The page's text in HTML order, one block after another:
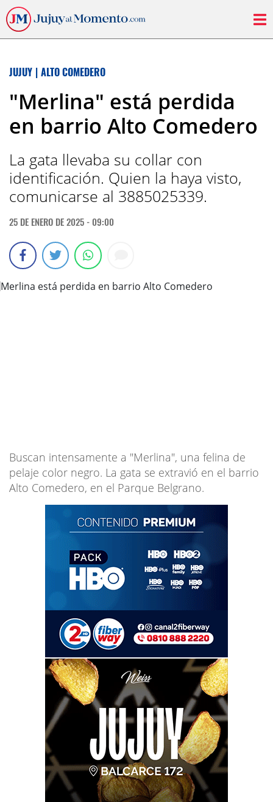
JUJUY | ALTO COMEDERO
"Merlina" está perdida
en barrio Alto Comedero
La gata llevaba su collar con
identificación. Quien la haya visto,
comunicarse al 3885025339.
25 DE ENERO DE 2025 - 09:00
Buscan intensamente a "Merlina", una felina de
pelaje color negro. La gata se extravió en el barrio
Alto Comedero, en el Parque Belgrano.